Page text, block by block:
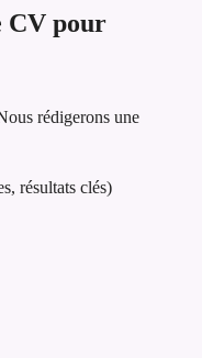
CV pour
rédigerons une
résultats clés)